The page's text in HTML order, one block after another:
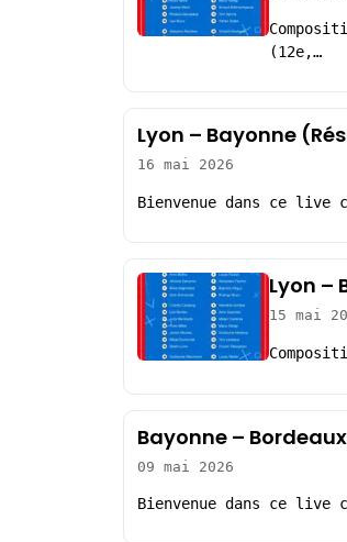
(12e,…
Lyon – Bayonne
16 mai 2026
Bienvenue dans ce live
Lyon –
15 mai
Bayonne –
09 mai 2026
Bienvenue dans ce live